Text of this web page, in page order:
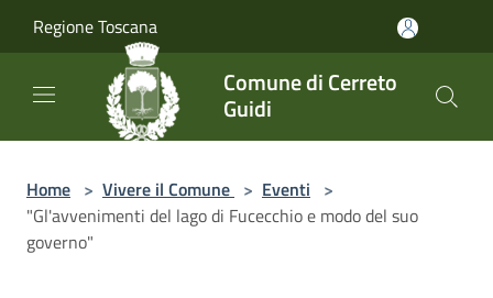
Regione Toscana
Comune di Cerreto
Guidi
Home > Vivere il Comune > Eventi >
"Gl'avvenimenti del lago di Fucecchio e modo del suo
governo"